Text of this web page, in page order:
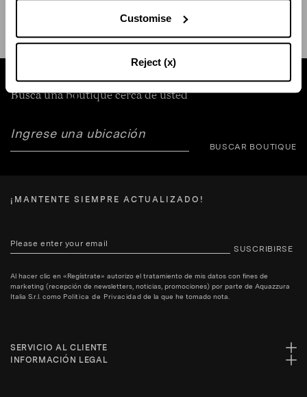
Customise
Reject (x)
Busca una boutique cerca de usted
BUSCAR BOUTIQUE
¡MANTENTE SIEMPRE ACTUALIZADO!
SUSCRIBIRSE
Al hacer clic en «Regístrate» autorizo el tratamiento de mis datos con fines de
marketing (recepción de newsletters, noticias, promociones) por parte de Aquazzura
Italia S.r.l. como Politica de Privacidad de la que he tomado nota.
SERVICIO AL CLIENTE
INFORMACIÓN LEGAL